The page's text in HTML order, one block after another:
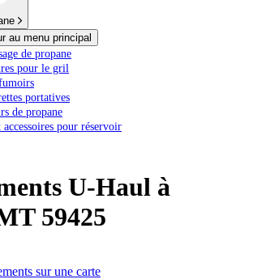
au menu principal
de propane
pour le gril
portatives
de propane
accessoires pour réservoir
U-Haul à
59425
sur une carte